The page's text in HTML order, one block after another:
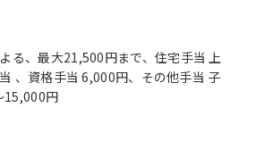
る、最大21,500円まで、住宅手当 上
、資格手当 6,000円、その他手当 子
15,000円